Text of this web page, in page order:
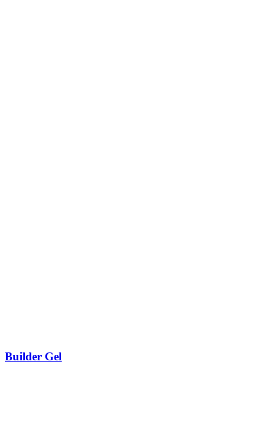
Builder Gel